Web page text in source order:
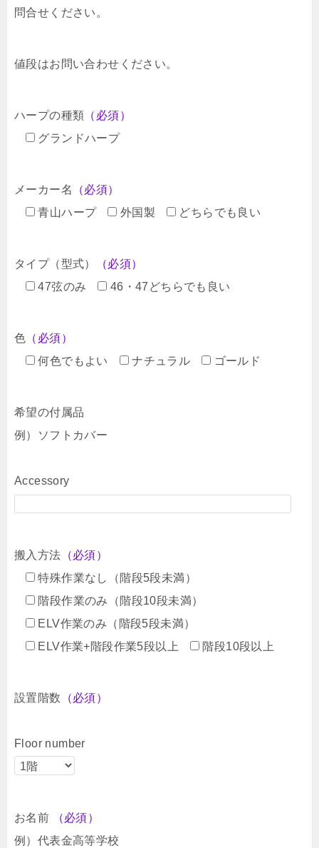
問合せください。
値段はお問い合わせください。
ハープの種類 （必須）
グランドハープ
メーカー名
（必須）
青山ハープ
外国製 どちらでも良い
タイプ（型式）
（必須）
47弦のみ
46・47どちらでも良い
色 （必須）
何色でもよい
ナチュラル ゴールド
希望の付属品
例）ソフトカバー
Accessory
搬入方法 （必須）
特殊作業なし（階段5段未満）
階段作業のみ（階段10段未満）
ELV作業のみ（階段5段未満）
ELV作業+階段作業5段以上
階段10段以上
設置階数 （必須）
Floor number
お名前
（必須）
例）代表金高等学校